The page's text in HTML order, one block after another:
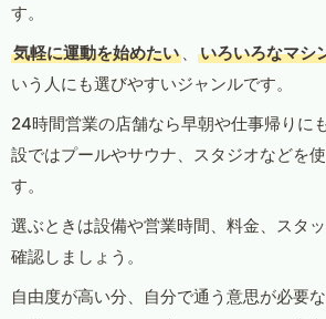
す。
気軽に運動を始めたい 、 いろいろなマシ
いう人にも選びやすいジャンルです。
24時間営業の店舗なら早朝や仕事帰りに
設ではプールやサウナ、スタジオなどを
す。
選ぶときは設備や営業時間、料金、スタ
確認しましょう。
自由度が高い分、自分で通う意思が必要